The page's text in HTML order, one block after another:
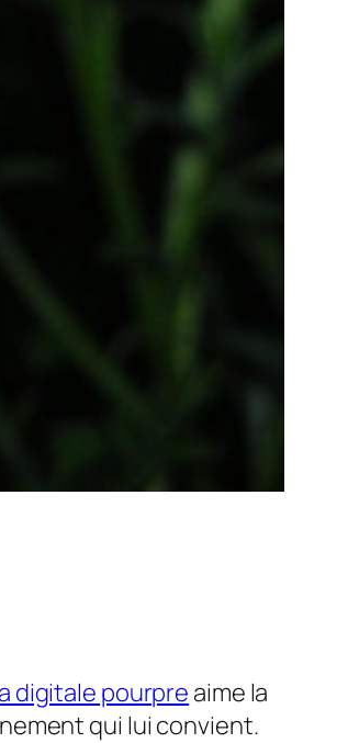
digitale pourpreaime la
qui lui convient.